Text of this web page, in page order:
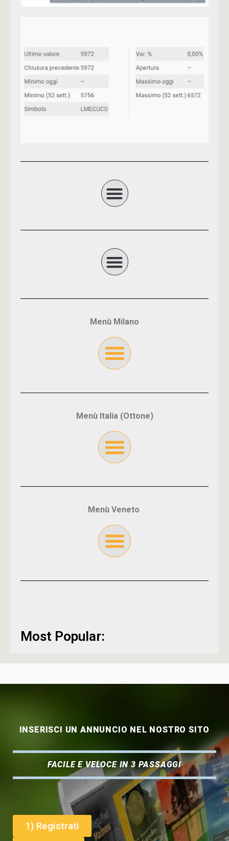
Menù Milano
Menù Italia (Ottone)
Menù Veneto
Most Popular:
INSERISCI UN ANNUNCIO NEL NOSTRO SITO
FACILE E VELOCE IN 3 PASSAGGI
1) Registrati